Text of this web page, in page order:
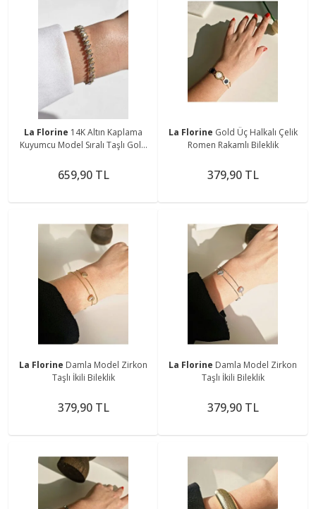
La Florine 14K Altın Kaplama
Kuyumcu Model Sıralı Taşlı Gold
659,90 TL
La Florine Gold Üç Halkalı Çelik
Romen Rakamlı Bileklik
379,90 TL
La Florine Damla Model Zirkon
Taşlı İkili Bileklik
379,90 TL
La Florine Damla Model Zirkon
Taşlı İkili Bileklik
379,90 TL